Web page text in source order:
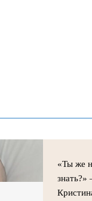
«Ты же
знать?»